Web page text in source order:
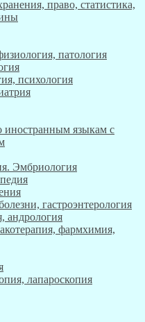
право, статистика,
патология
психология
иностранным языкам с
Эмбриология
гастроэнтерология
андрология
фармхимия,
лапароскопия